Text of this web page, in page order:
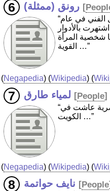
رونق (ممثلة) [
“رونق ، ممثلة كويتية. دخلت المجال الفني في عام
بالأدوار
شخصية المرأة
القوية …”
(Negapedia) (Wikipedia) (
لمياء طارق [People]
“لمياء طارق أباظة ، ممثلة مصرية عاشت في
الكويت …”
(Negapedia) (Wikipedia) (
نايف حواتمة [People]